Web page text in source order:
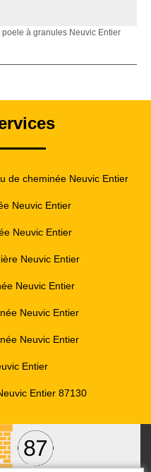
à granules Neuvic Entier
de cheminée Neuvic Entier
Neuvic Entier
Neuvic Entier
Neuvic Entier
Neuvic Entier
Neuvic Entier
Neuvic Entier
Entier
Entier 87130